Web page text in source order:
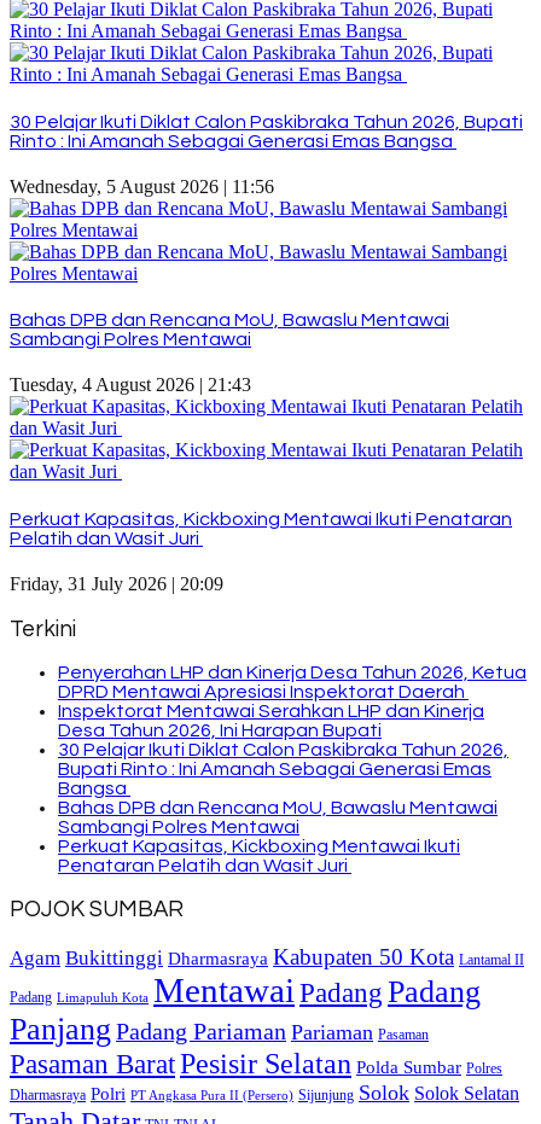
30 Pelajar Ikuti Diklat Calon Paskibraka Tahun 2026, Bupati
Rinto : Ini Amanah Sebagai Generasi Emas Bangsa
Wednesday, 5 August 2026 | 11:56
Bahas DPB dan Rencana MoU, Bawaslu Mentawai
Sambangi Polres Mentawai
Tuesday, 4 August 2026 | 21:43
Perkuat Kapasitas, Kickboxing Mentawai Ikuti Penataran
Pelatih dan Wasit Juri
Friday, 31 July 2026 | 20:09
Terkini
Penyerahan LHP dan Kinerja Desa Tahun 2026, Ketua
DPRD Mentawai Apresiasi Inspektorat Daerah
Inspektorat Mentawai Serahkan LHP dan Kinerja
Desa Tahun 2026, Ini Harapan Bupati
30 Pelajar Ikuti Diklat Calon Paskibraka Tahun 2026,
Bupati Rinto : Ini Amanah Sebagai Generasi Emas
Bangsa
Bahas DPB dan Rencana MoU, Bawaslu Mentawai
Sambangi Polres Mentawai
Perkuat Kapasitas, Kickboxing Mentawai Ikuti
Penataran Pelatih dan Wasit Juri
POJOK SUMBAR
Agam Bukittinggi Dharmasraya Kabupaten 50 Kota Lantamal II
Padang Limapuluh Kota Mentawai PadangPadang
Panjang Padang Pariaman Pariaman Pasaman
Pasaman BaratPesisir Selatan Polda Sumbar Polres
Dharmasraya Polri PT Angkasa Pura II (Persero) Sijunjung Solok Solok Selatan